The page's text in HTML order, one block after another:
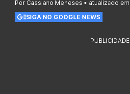
Por Cassiano Meneses • atualizado
SIGA NO GOOGLE NEWS
PUBLICIDADE